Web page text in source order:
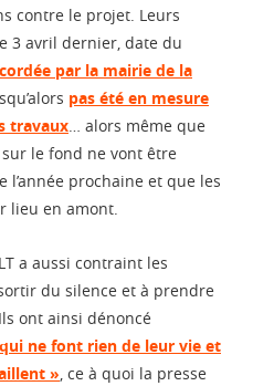
contre le projet. Leurs
3 avril dernier, date du
par la mairie de la
pas été en mesure
travaux… alors même que
le fond ne vont être
prochaine et que les
lieu en amont.
a aussi contraint les
du silence et à prendre
ont ainsi dénoncé
ne font rien de leur vie et
», ce à quoi la presse